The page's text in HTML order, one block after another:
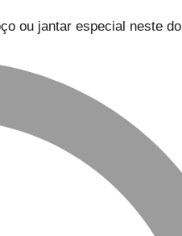
ou jantar especial neste